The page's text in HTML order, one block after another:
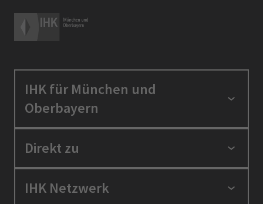
IHK für München und
Oberbayern
Standortpolitik
Ausbildung und Fortbildung
Berufszugang
Direkt zu
Positionen
IHK Netzwerk